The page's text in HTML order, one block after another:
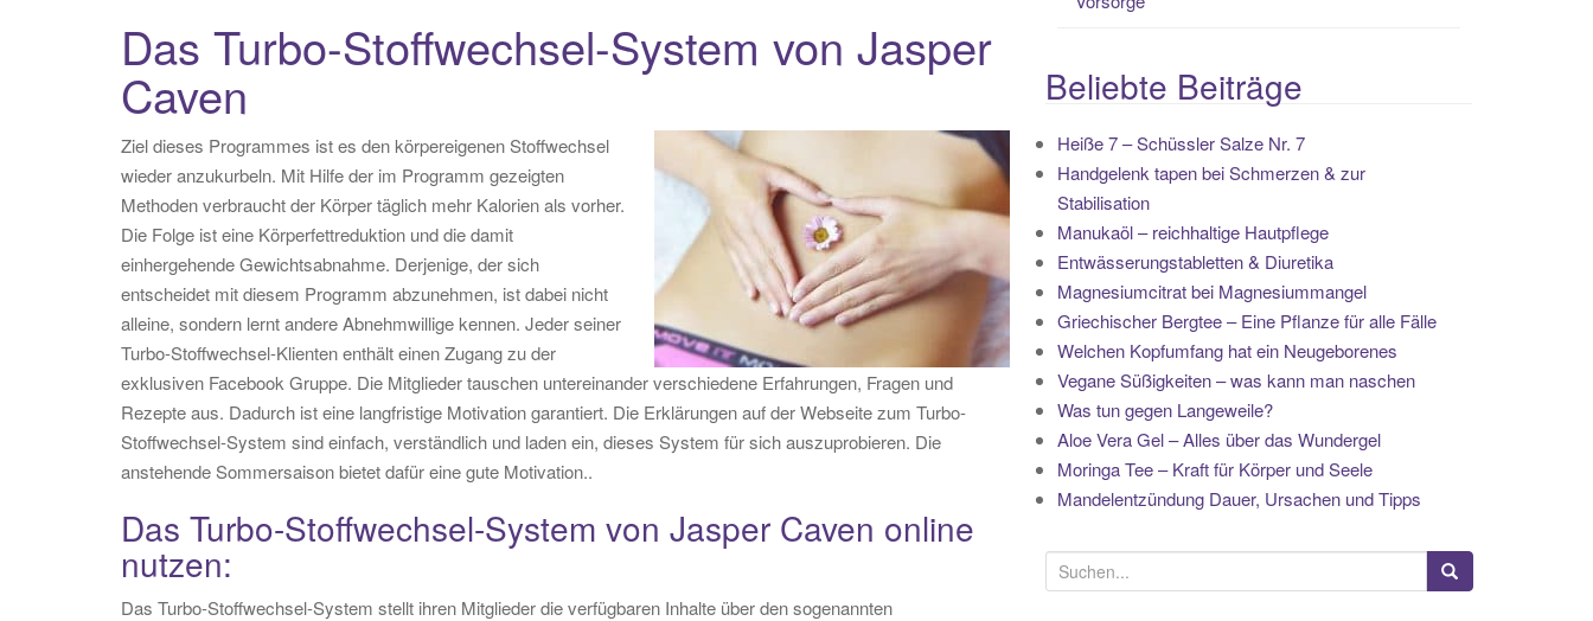
Das Turbo-Stoffwechsel-System von Jasper
Caven
Ziel dieses Programmes ist es den körpereigenen Stoffwechsel
wieder anzukurbeln. Mit Hilfe der im Programm gezeigten
Methoden verbraucht der Körper täglich mehr Kalorien als vorher.
Die Folge ist eine Körperfettreduktion und die damit
einhergehende Gewichtsabnahme. Derjenige, der sich
entscheidet mit diesem Programm abzunehmen, ist dabei nicht
alleine, sondern lernt andere Abnehmwillige kennen. Jeder seiner
Turbo-Stoffwechsel-Klienten enthält einen Zugang zu der
exklusiven Facebook Gruppe. Die Mitglieder tauschen untereinander verschiedene Erfahrungen, Fragen und
Rezepte aus. Dadurch ist eine langfristige Motivation garantiert. Die Erklärungen auf der Webseite zum Turbo-
Stoffwechsel-System sind einfach, verständlich und laden ein, dieses System für sich auszuprobieren. Die
anstehende Sommersaison bietet dafür eine gute Motivation..
Das Turbo-Stoffwechsel-System von Jasper Caven online
nutzen:
Das Turbo-Stoffwechsel-System stellt ihren Mitglieder die verfügbaren Inhalte über den sogenannten
Beliebte Beiträge
Heiße 7 – Schüssler Salze Nr. 7
Handgelenk tapen bei Schmerzen & zur
Stabilisation
Manukaöl – reichhaltige Hautpflege
Entwässerungstabletten & Diuretika
Magnesiumcitrat bei Magnesiummangel
Griechischer Bergtee – Eine Pflanze für alle Fälle
Welchen Kopfumfang hat ein Neugeborenes
Vegane Süßigkeiten – was kann man naschen
Was tun gegen Langeweile?
Aloe Vera Gel – Alles über das Wundergel
Moringa Tee – Kraft für Körper und Seele
Mandelentzündung Dauer, Ursachen und Tipps
u